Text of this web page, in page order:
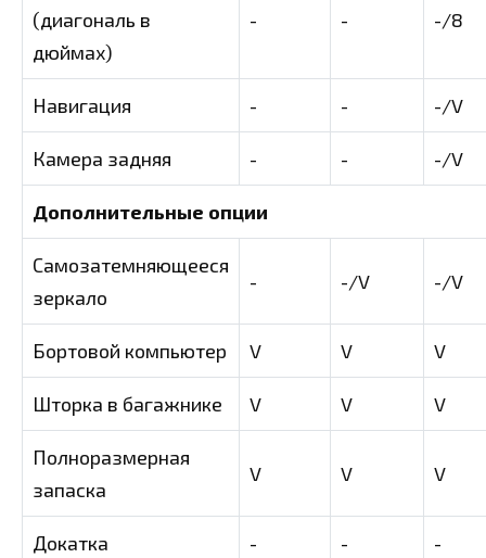
(диагональ в
дюймах)
- - -/8
Навигация - - -/V
Камера задняя - - -/V
Дополнительные опции
Самозатемняющееся
зеркало
- -/V -/V
Бортовой компьютер V V V
Шторка в багажнике V V V
Полноразмерная
запаска
V V V
Докатка - - -